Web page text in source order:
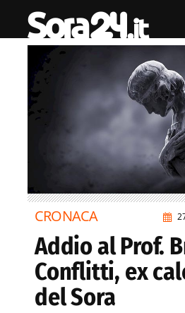
CRONACA
Addio al Prof.
Conflitti, ex
del Sora